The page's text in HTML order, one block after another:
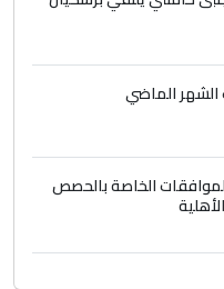
الشهر الماضي
الخاصة بالحصص